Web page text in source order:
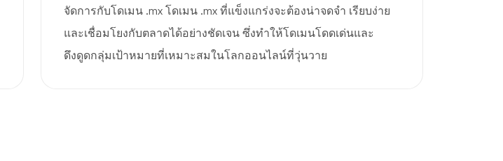
จัดการกับโดเมน .mx โดเมน .mx ที่แข็งแกร่งจะต้องน่าจดจำ เรียบง่าย
และเชื่อมโยงกับตลาดได้อย่างชัดเจน ซึ่งทำให้โดเมนโดดเด่นและ
ดึงดูดกลุ่มเป้าหมายที่เหมาะสมในโลกออนไลน์ที่วุ่นวาย